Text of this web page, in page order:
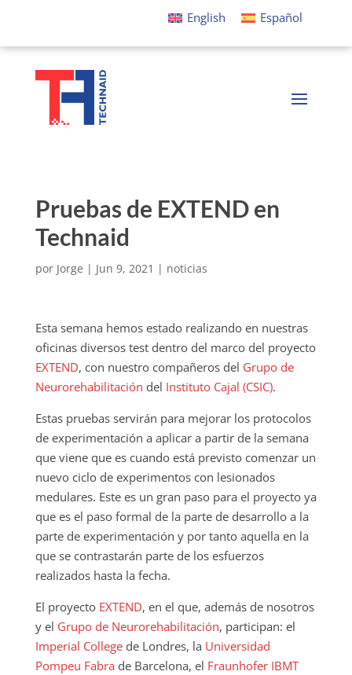
English Español
Pruebas de EXTEND en
Technaid
por Jorge | Jun 9, 2021 | noticias
Esta semana hemos estado realizando en nuestras
oficinas diversos test dentro del marco del proyecto
EXTEND, con nuestro compañeros del Grupo de
Neurorehabilitación del Instituto Cajal (CSIC).
Estas pruebas servirán para mejorar los protocolos
de experimentación a aplicar a partir de la semana
que viene que es cuando está previsto comenzar un
nuevo ciclo de experimentos con lesionados
medulares. Este es un gran paso para el proyecto ya
que es el paso formal de la parte de desarrollo a la
parte de experimentación y por tanto aquella en la
que se contrastarán parte de los esfuerzos
realizados hasta la fecha.
El proyecto EXTEND, en el que, además de nosotros
y el Grupo de Neurorehabilitación, participan: el
Imperial Collegede Londres, la Universidad
Pompeu Fabra de Barcelona, el Fraunhofer IBMT